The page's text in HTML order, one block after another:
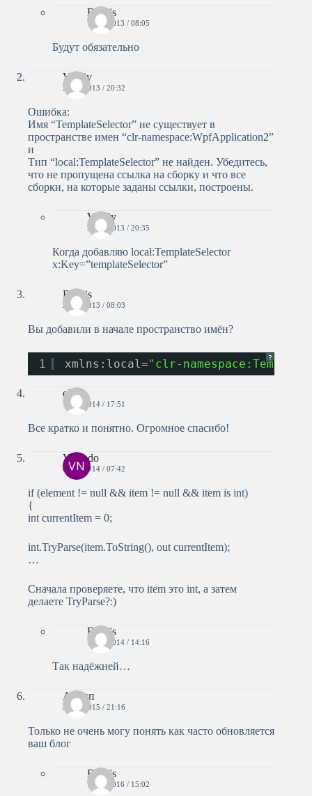
Bestlis
10.04.2013 / 08:05
Будут обязательно
Vitaliy
26.05.2013 / 20:32
Ошибка:
Имя “TemplateSelector” не существует в
пространстве имен “clr-namespace:WpfApplication2”
и
Тип “local:TemplateSelector” не найден. Убедитесь,
что не пропущена ссылка на сборку и что все
сборки, на которые заданы ссылки, построены.
Vitaliy
26.05.2013 / 20:35
Когда добавляю local:TemplateSelector
x:Key=”templateSelector”
Bestlis
27.05.2013 / 08:03
Вы добавили в начале пространство имён?
?
1 xmlns:local="clr-
elk
15.04.2014 / 17:51
Все кратко и понятно. Огромное спасибо!
Veikedo
06.05.2014 / 07:42
if (element != null && item != null && item is int)
{
int currentItem = 0;
int.TryParse(item.ToString(), out currentItem);
…
Сначала проверяете, что item это int, а затем
делаете TryParse?:)
Bestlis
13.05.2014 / 14:16
Так надёжней…
Антип
29.09.2015 / 21:16
Только не очень могу понять как часто обновляется
ваш блог
Bestlis
11.02.2016 / 15:02